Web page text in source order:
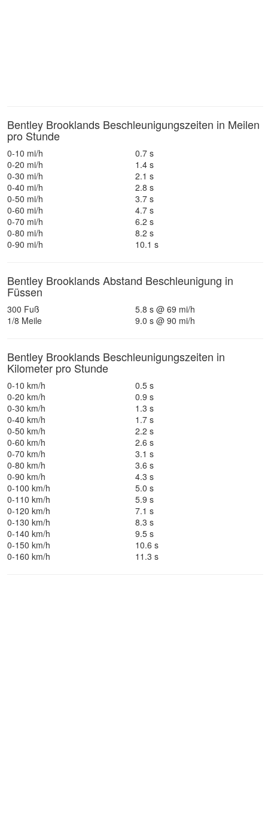
Bentley Brooklands Beschleunigungszeiten in Meilen
pro Stunde
0-10 mi/h
0.7 s
0-20 mi/h
1.4 s
0-30 mi/h
2.1 s
0-40 mi/h
2.8 s
0-50 mi/h
3.7 s
0-60 mi/h
4.7 s
0-70 mi/h
6.2 s
0-80 mi/h
8.2 s
0-90 mi/h
10.1 s
Bentley Brooklands Abstand Beschleunigung in
Füssen
300 Fuß
5.8 s @ 69 mi/h
1/8 Meile
9.0 s @ 90 mi/h
Bentley Brooklands Beschleunigungszeiten in
Kilometer pro Stunde
0-10 km/h
0.5 s
0-20 km/h
0.9 s
0-30 km/h
1.3 s
0-40 km/h
1.7 s
0-50 km/h
2.2 s
0-60 km/h
2.6 s
0-70 km/h
3.1 s
0-80 km/h
3.6 s
0-90 km/h
4.3 s
0-100 km/h
5.0 s
0-110 km/h
5.9 s
0-120 km/h
7.1 s
0-130 km/h
8.3 s
0-140 km/h
9.5 s
0-150 km/h
10.6 s
0-160 km/h
11.3 s